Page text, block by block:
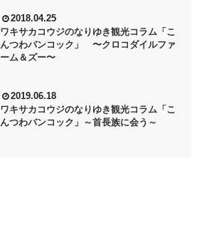
2018.04.25
ワキサカコウジのなりゆき観光コラム「こ
んつわバンコック」 〜クロコダイルファ
ーム＆ズー〜
2019.06.18
ワキサカコウジのなりゆき観光コラム「こ
んつわバンコック」～首長族に会う～